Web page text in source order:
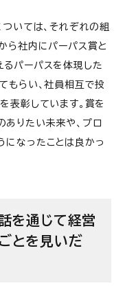
ついては、それぞれの組
ら社内にパーパス賞と
るパーパスを体現した
もらい、社員相互で投
表彰しています。賞を
ありたい未来や、プロ
になったことは良かっ
を通じて経営
とを見いだ